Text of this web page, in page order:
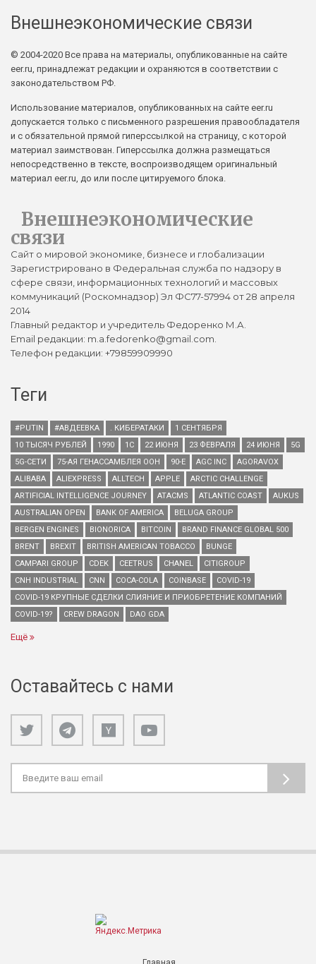
Внешнеэкономические связи
© 2004-2020 Все права на материалы, опубликованные на сайте
eer.ru, принадлежат редакции и охраняются в соответствии с
законодательством РФ.
Использование материалов, опубликованных на сайте eer.ru
допускается только с письменного разрешения правообладателя
и с обязательной прямой гиперссылкой на страницу, с которой
материал заимствован. Гиперссылка должна размещаться
непосредственно в тексте, воспроизводящем оригинальный
материал eer.ru, до или после цитируемого блока.
Внешнеэкономические
связи
Сайт о мировой экономике, бизнесе и глобализации
Зарегистрировано в Федеральная служба по надзору в
сфере связи, информационных технологий и массовых
коммуникаций (Роскомнадзор) Эл ФС77-57994 от 28 апреля
2014
Главный редактор и учредитель Федоренко М.А.
Email редакции: m.a.fedorenko@gmail.com.
Телефон редакции: +79859909990
Теги
#PUTIN #АВДЕЕВКА . КИБЕРАТАКИ
1 СЕНТЯБРЯ
10 ТЫСЯЧ РУБЛЕЙ
1990 1С 22 ИЮНЯ 23 ФЕВРАЛЯ 24 ИЮНЯ
5G
5G-СЕТИ
75-АЯ ГЕНАССАМБЛЕЯ ООН 90-Е AGC INC
AGORAVOX
ALIBABA
ALIEXPRESS ALLTECH APPLE
ARCTIC CHALLENGE
ARTIFICIAL INTELLIGENCE JOURNEY
ATACMS ATLANTIC COAST
AUKUS
AUSTRALIAN OPEN
BANK OF AMERICA
BELUGA GROUP
BERGEN ENGINES
BIONORICA BITCOIN
BRAND FINANCE GLOBAL 500
BRENT
BREXIT BRITISH AMERICAN TOBACCO
BUNGE
CAMPARI GROUP
CDEK CEETRUS CHANEL
CITIGROUP
CNH INDUSTRIAL
CNN COCA-COLA COINBASE
COVID-19
COVID-19 КРУПНЫЕ СДЕЛКИ СЛИЯНИЕ И ПРИОБРЕТЕНИЕ КОМПАНИЙ
COVID-19?
CREW DRAGON DAO GDA
Ещё
Оставайтесь с нами